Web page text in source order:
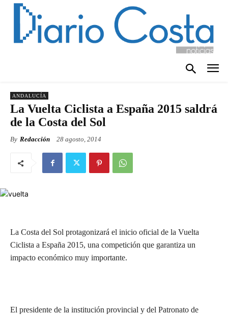
ANDALUCÍA
La Vuelta Ciclista a España 2015 saldrá
de la Costa del Sol
By Redacción 28 agosto, 2014
La Costa del Sol protagonizará el inicio oficial de la Vuelta
Ciclista a España 2015, una competición que garantiza un
impacto económico muy importante.
El presidente de la institución provincial y del Patronato de